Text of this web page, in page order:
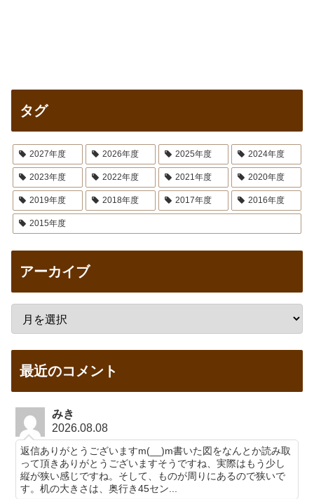
タグ
2027年度 2026年度 2025年度 2024年度
2023年度 2022年度 2021年度 2020年度
2019年度 2018年度 2017年度 2016年度
2015年度
アーカイブ
最近のコメント
みき
2026.08.08
返信ありがとうございますm(__)m書いた図をなんとか読み取
って頂きありがとうございますそうですね、実際はもう少し
縦が狭い感じですね。そして、ものが周りにあるので狭いで
す。机の大きさは、奥行き45セン...